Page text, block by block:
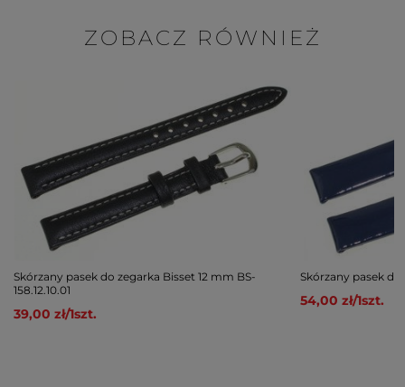
ZOBACZ RÓWNIEŻ
Skórzany pasek do zegarka Bisset 12 mm BS-
158.12.10.01
39,00 zł/1szt.
Skórzany pasek do
54,00 zł/1szt.